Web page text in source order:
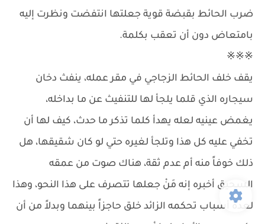
ضرب الحائط بقبضة قوية جعلتها انتفضت ونظرت إليه
بامتعاض دون أن تعقب بكلمة.
※※※
يقف خلف الحائط الزجاجي في مقر عمله، ينفث دخان
سيجاره الذي قلما يلجأ لها للتنفيث عن ما بداخله،
يغمض عينيه لعله يهدأ كلما تذكر ما حدث، كيف لها أن
تخفي عليه كل هذا وتلجأ لغيره حتي لو كان شقيقها، هل
ذلك خوفاً منه أم عدم ثقة، هناك صوت من عمقه
السحيق أخبره إنه مَنْ جعلها تتصرف على هذا النحو، وهذا
لعدة أسباب تحكمه الزائد خلق حاجزاً بينهما وبدلاً من أن